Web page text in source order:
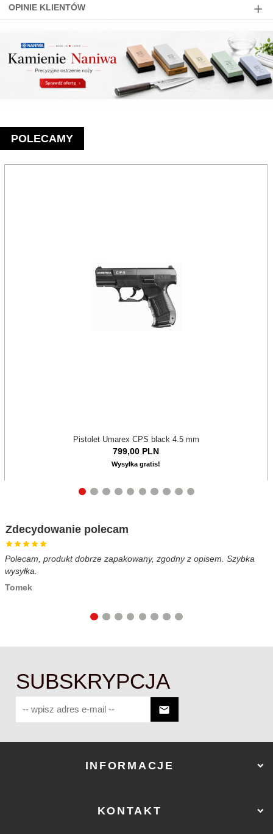
OPINIE KLIENTÓW
POLECAMY
Pistolet Umarex CPS black 4.5 mm
799,00 PLN
Wysyłka gratis!
Zdecydowanie polecam
Polecam, produkt dobrze zapakowany, zgodny z opisem. Szybka
wysyłka.
Tomek
SUBSKRYPCJA
INFORMACJE
KONTAKT